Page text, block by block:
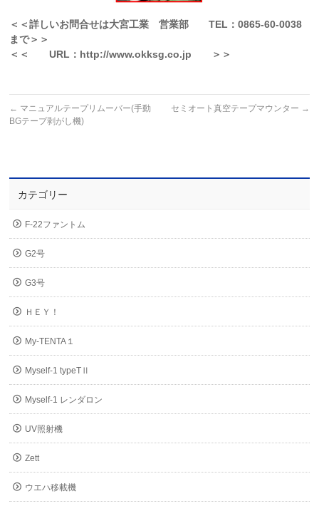
＜＜詳しいお問合せは大宮工業 営業部 TEL：0865-60-0038
まで＞＞
＜＜ URL：http://www.okksg.co.jp ＞＞
← マニュアルテープリムーバー(手動
BGテープ剥がし機)
セミオート真空テープマウンター →
カテゴリー
F-22ファントム
G2号
G3号
ＨＥＹ！
My-TENTA１
Myself-1 typeTⅡ
Myself-1 レンダロン
UV照射機
Zett
ウエハ移載機